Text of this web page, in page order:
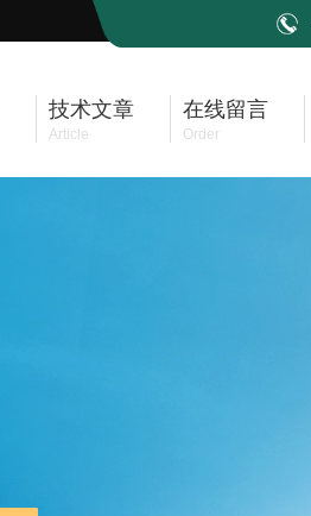
技术文章
Article
在线留言
Order